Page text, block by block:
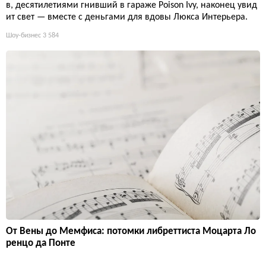
в, десятилетиями гнивший в гараже Poison Ivy, наконец увид
ит свет — вместе с деньгами для вдовы Люкса Интерьера.
Шоу-бизнес 3 584
От Вены до Мемфиса: потомки либреттиста Моцарта Ло
ренцо да Понте